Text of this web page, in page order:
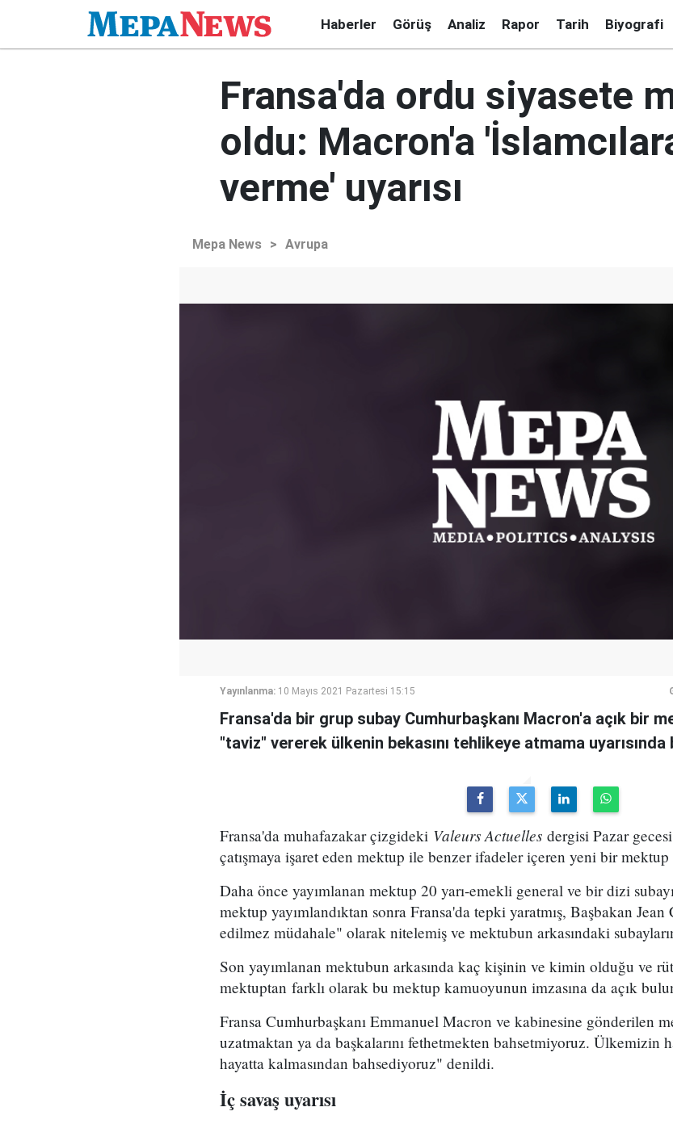
Haberler Görüş Analiz Rapor Tarih Biyografi
Fransa'da ordu siyasete
oldu: Macron'a
verme' uyarısı
Mepa News > Avrupa
Yayınlanma: 10 Mayıs 2021 Pazartesi 15:15
Fransa'da bir grup subay Cumhurbaşkanı Macron'a açık bir
"taviz" vererek ülkenin bekasını tehlikeye atmama uyarısında
Fransa'da muhafazakar çizgideki Valeurs Actuelles dergisi Pazar
çatışmaya işaret eden mektup ile benzer ifadeler içeren yeni bir mektup
Daha önce yayımlanan mektup 20 yarı-emekli general ve bir dizi
mektup yayımlandıktan sonra Fransa'da tepki yaratmış, Başbakan
edilmez müdahale" olarak nitelemiş ve mektubun arkasındaki
Son yayımlanan mektubun arkasında kaç kişinin ve kimin olduğu ve
mektuptan farklı olarak bu mektup kamuoyunun imzasına da açık
Fransa Cumhurbaşkanı Emmanuel Macron ve kabinesine gönderilen
uzatmaktan ya da başkalarını fethetmekten bahsetmiyoruz. Ülkemizin
hayatta kalmasından bahsediyoruz" denildi.
İç savaş uyarısı